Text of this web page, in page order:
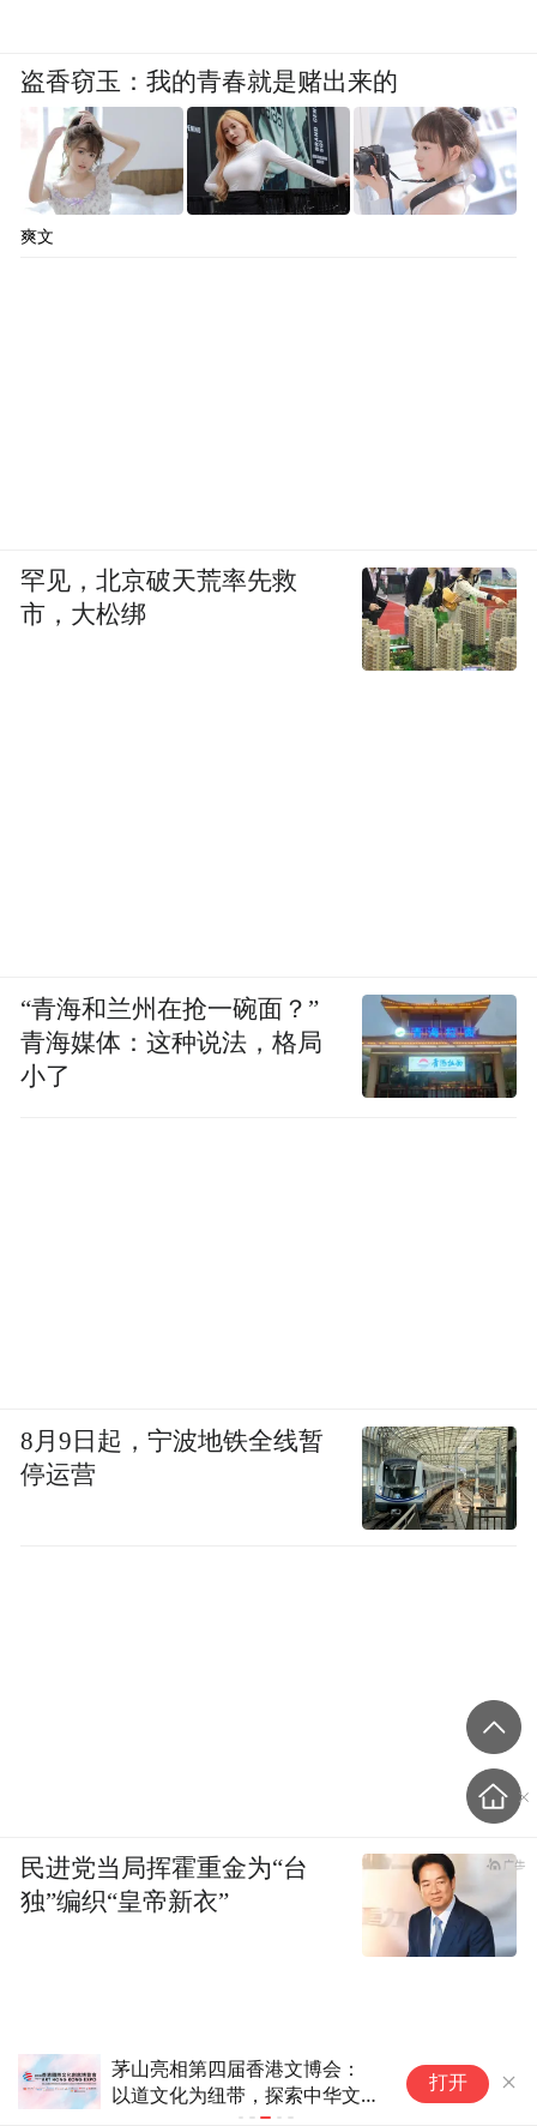
茅山亮相第四届香港文博会：
以道文化为纽带，探索中华文化
国际传播新表达
旅游
打开
盗香窃玉：我的青春就是赌出来的
爽文
罕见，北京破天荒率先救
市，大松绑
“青海和兰州在抢一碗面？”
青海媒体：这种说法，格局
小了
8月9日起，宁波地铁全线暂
停运营
民进党当局挥霍重金为“台
独”编织“皇帝新衣”